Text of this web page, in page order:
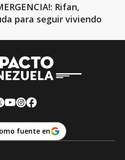
Rifan,
para seguir viviendo
fuente en